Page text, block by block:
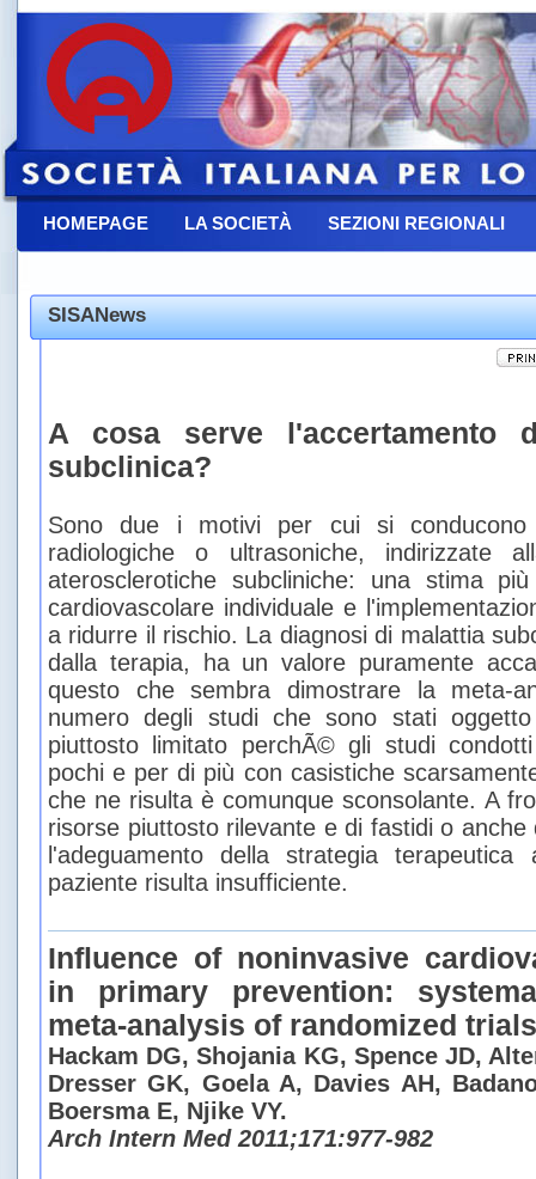
HOMEPAGE LA SOCIETÀ SEZIONI REGIONALI
SISANews
A cosa serve l'accertamento
subclinica?
Sono due i motivi per cui si conducono
radiologiche o ultrasoniche, indirizzate
aterosclerotiche subcliniche: una stima
cardiovascolare individuale e
a ridurre il rischio. La diagnosi di malattia
dalla terapia, ha un valore puramente
questo che sembra dimostrare la meta-
numero degli studi che sono stati
piuttosto limitato perchÃ© gli studi
pochi e per di più con casistiche
che ne risulta è comunque sconsolante. A
risorse piuttosto rilevante e di fastidi o
l'adeguamento della strategia
paziente risulta insufficiente.
Influence of noninvasive
in primary prevention:
meta-analysis of randomized trials
Hackam DG, Shojania KG, Spence JD,
Dresser GK, Goela A, Davies AH,
Boersma E, Njike VY.
Arch Intern Med 2011;171:977-982